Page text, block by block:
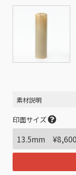
素材説明
印面サイズ